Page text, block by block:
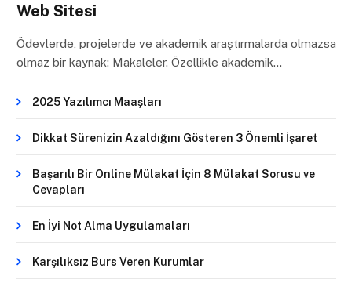
Web Sitesi
Ödevlerde, projelerde ve akademik araştırmalarda olmazsa
olmaz bir kaynak: Makaleler. Özellikle akademik…
2025 Yazılımcı Maaşları
Dikkat Sürenizin Azaldığını Gösteren 3 Önemli İşaret
Başarılı Bir Online Mülakat İçin 8 Mülakat Sorusu ve
Cevapları
En İyi Not Alma Uygulamaları
Karşılıksız Burs Veren Kurumlar